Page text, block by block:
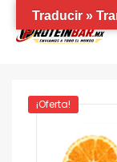
¡Oferta!
Traducir »